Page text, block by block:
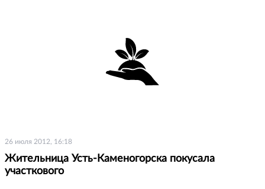
26 июля 2012, 16:18
Жительница Усть-Каменогорска покусала
участкового